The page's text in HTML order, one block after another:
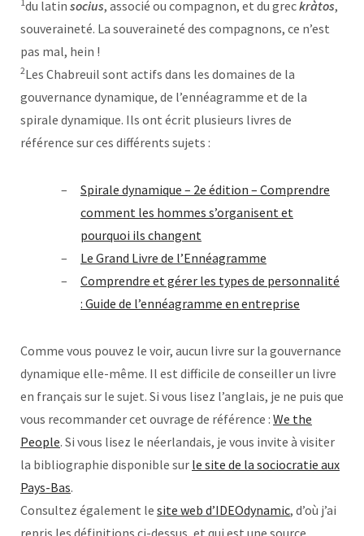
du latin socius, associé ou compagnon, et du greckràtos,
souveraineté. La souveraineté des compagnons, ce n’est
pas mal, hein !
2Les Chabreuil sont actifs dans les domaines de la
gouvernance dynamique, de l’ennéagramme et de la
spirale dynamique. Ils ont écrit plusieurs livres de
référence sur ces différents sujets :
Spirale dynamique – 2e édition – Comprendre
comment les hommes s’organisent et
pourquoi ils changent
Le Grand Livre de l’Ennéagramme
Comprendre et gérer les types de personnalité
: Guide de l’ennéagramme en entreprise
Comme vous pouvez le voir, aucun livre sur la gouvernance
dynamique elle-même. Il est difficile de conseiller un livre
en français sur le sujet. Si vous lisez l’anglais, je ne puis que
vous recommander cet ouvrage de référence : We the
People. Si vous lisez le néerlandais, je vous invite à visiter
la bibliographie disponible sur le site de la sociocratie aux
Pays-Bas.
Consultez également le site web d’IDEOdynamic, d’où j’ai
repris les définitions ci-dessus, et qui est une source